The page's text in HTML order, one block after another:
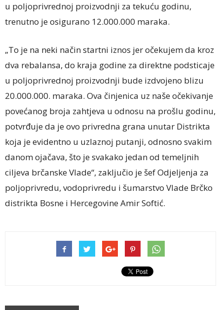
u poljoprivrednoj proizvodnji za tekuću godinu,
trenutno je osigurano 12.000.000 maraka.
„To je na neki način startni iznos jer očekujem da kroz
dva rebalansa, do kraja godine za direktne podsticaje
u poljoprivrednoj proizvodnji bude izdvojeno blizu
20.000.000. maraka. Ova činjenica uz naše očekivanje
povećanog broja zahtjeva u odnosu na prošlu godinu,
potvrđuje da je ovo privredna grana unutar Distrikta
koja je evidentno u uzlaznoj putanji, odnosno svakim
danom ojačava, što je svakako jedan od temeljnih
ciljeva brčanske Vlade“, zaključio je šef Odjeljenja za
poljoprivredu, vodoprivredu i šumarstvo Vlade Brčko
distrikta Bosne i Hercegovine Amir Softić.